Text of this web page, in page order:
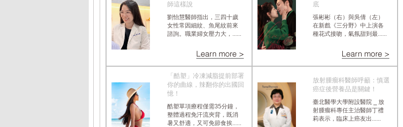
師這樣說
劉怡慧醫師指出，三四十歲
女性常因細紋、魚尾紋前來
諮詢。職業婦女壓力大，......
底
張彬彬（右）與吳倩（左）
在新戲《三分野》中上演各
種花式接吻，氣氛甜到最......
「酷塑」冷凍減脂提前部署
你的曲線，辣翻你的出國回
憶！
酷塑單項療程僅需35分鐘，
整體過程免汗流夾背，既消
暑又舒適，又可免節食挨......
放射腫瘤科醫師呼籲：慎選
癌症後營養品是關鍵！
臺北醫學大學附設醫院 ⎯ 放
射腫瘤科專任主治醫師丁禮
莉表示，臨床上癌友出......